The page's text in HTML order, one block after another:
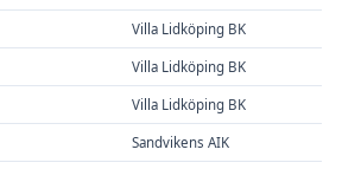
Villa Lidköping BK
Villa Lidköping BK
Villa Lidköping BK
Sandvikens AIK